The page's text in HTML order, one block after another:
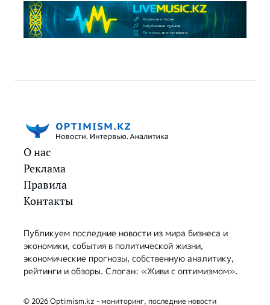
О нас
Реклама
Правила
Контакты
Публикуем последние новости из мира бизнеса и
экономики, события в политической жизни,
экономические прогнозы, собственную аналитику,
рейтинги и обзоры. Слоган: «Живи с оптимизмом».
© 2026 Optimism.kz - мониторинг, последние новости